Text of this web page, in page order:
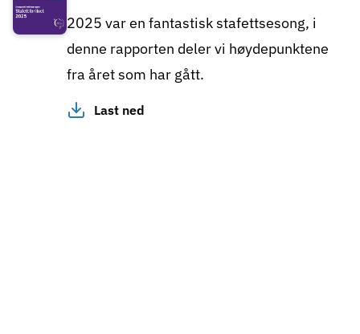
2025 var en fantastisk stafettsesong, i
denne rapporten deler vi høydepunktene
fra året som har gått.
Last ned